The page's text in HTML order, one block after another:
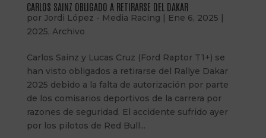
CARLOS SAINZ OBLIGADO A RETIRARSE DEL DAKAR
por Jordi López - Media Racing | Ene 6, 2025 |
2025, Archivo
Carlos Sainz y Lucas Cruz (Ford Raptor T1+) se
han visto obligados a retirarse del Rallye Dakar
2025 debido a la falta de autorización por parte
de los comisarios deportivos de la carrera por
razones de seguridad. El accidente sufrido ayer
por los pilotos de Red Bull...